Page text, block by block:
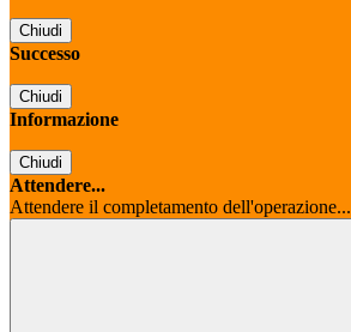
Chiudi
Successo
Chiudi
Informazione
Chiudi
Attendere...
Attendere il completamento dell'operazione...